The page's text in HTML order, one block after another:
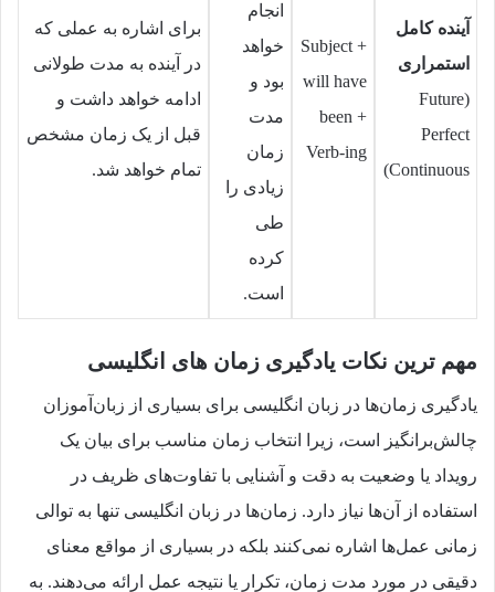
آینده کامل
استمراری
(Future
Perfect
Continuous)
Subject +
will have
been +
Verb-ing
انجام
خواهد
بود و
مدت
زمان
زیادی را
طی
کرده
است.
برای اشاره به عملی که
در آینده به مدت طولانی
ادامه خواهد داشت و
قبل از یک زمان مشخص
تمام خواهد شد.
مهم ترین نکات یادگیری زمان های انگلیسی
یادگیری زمان‌ها در زبان انگلیسی برای بسیاری از زبان‌آموزان
چالش‌برانگیز است، زیرا انتخاب زمان مناسب برای بیان یک
رویداد یا وضعیت به دقت و آشنایی با تفاوت‌های ظریف در
استفاده از آن‌ها نیاز دارد. زمان‌ها در زبان انگلیسی تنها به توالی
زمانی عمل‌ها اشاره نمی‌کنند بلکه در بسیاری از مواقع معنای
دقیقی در مورد مدت‌ زمان، تکرار یا نتیجه عمل ارائه می‌دهند. به